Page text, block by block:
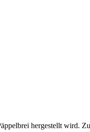
hergestellt wird.